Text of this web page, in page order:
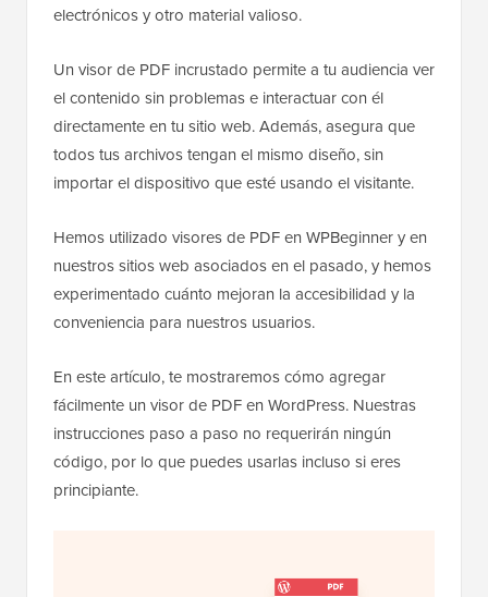
electrónicos y otro material valioso.
Un visor de PDF incrustado permite a tu audiencia ver
el contenido sin problemas e interactuar con él
directamente en tu sitio web. Además, asegura que
todos tus archivos tengan el mismo diseño, sin
importar el dispositivo que esté usando el visitante.
Hemos utilizado visores de PDF en WPBeginner y en
nuestros sitios web asociados en el pasado, y hemos
experimentado cuánto mejoran la accesibilidad y la
conveniencia para nuestros usuarios.
En este artículo, te mostraremos cómo agregar
fácilmente un visor de PDF en WordPress. Nuestras
instrucciones paso a paso no requerirán ningún
código, por lo que puedes usarlas incluso si eres
principiante.